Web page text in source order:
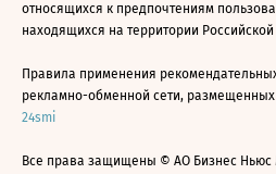
относящихся к предпочтениям
находящихся на территории
Правила применения
рекламно-обменной сети,
24smi
Все права защищены © АО Бизнес